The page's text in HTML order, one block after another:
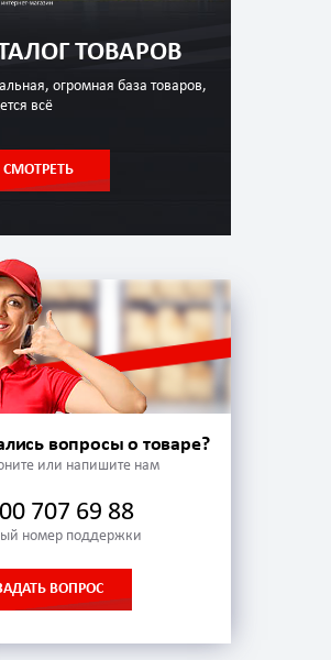
ТОВАРОВ
огромная база товаров,
всё
СМОТРЕТЬ
вопросы о товаре?
или напишите нам
707 69 88
номер поддержки
ВОПРОС